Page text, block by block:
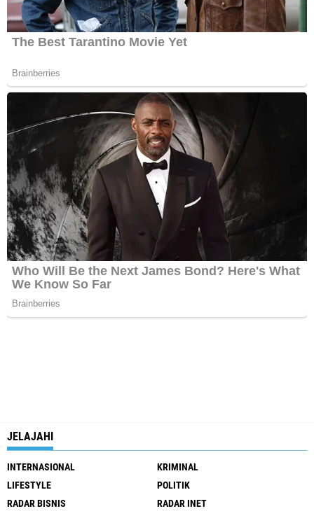
JELAJAHI
INTERNASIONAL
KRIMINAL
LIFESTYLE
POLITIK
RADAR BISNIS
RADAR INET